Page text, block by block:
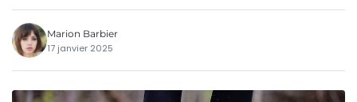
Marion Barbier
17 janvier 2025